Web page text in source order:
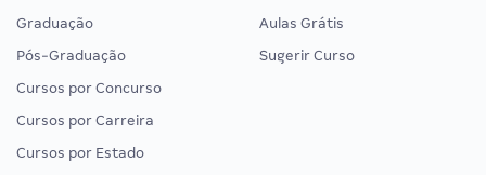
Graduação
Pós-Graduação
Cursos por Concurso
Cursos por Carreira
Cursos por Estado
Aulas Grátis
Sugerir Curso